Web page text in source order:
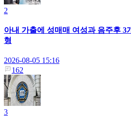
2
아내 가출에 성매매 여성과 음주후 3
형
2026-08-05 15:16
162
3